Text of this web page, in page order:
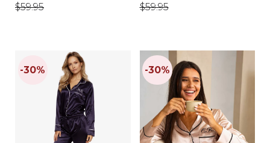
habitual
habitual
$59.95
habitual
habitual
$59.95